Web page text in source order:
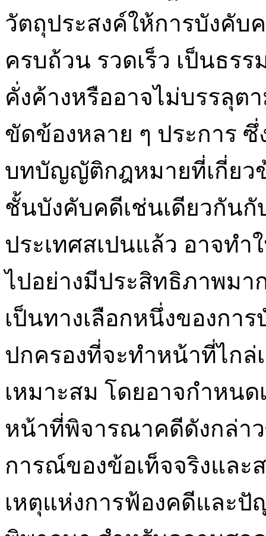
วัตถุประสงค์ให้การบังคับ
ครบถ้วน รวดเร็ว เป็นธร
คั่งค้างหรืออาจไม่บรรลุต
ขัดข้องหลาย ๆ ประการ
บทบัญญัติกฎหมายที่เกี่ยว
ชั้นบังคับคดีเช่นเดียวกัน
ประเทศสเปนแล้ว อาจทำ
ไปอย่างมีประสิทธิภาพมา
เป็นทางเลือกหนึ่งของกา
ปกครองที่จะทำหน้าที่ไก
เหมาะสม โดยอาจกำหน
หน้าที่พิจารณาคดีดังกล่า
การณ์ของข้อเท็จจริงแล
เหตุแห่งการฟ้องคดีและ